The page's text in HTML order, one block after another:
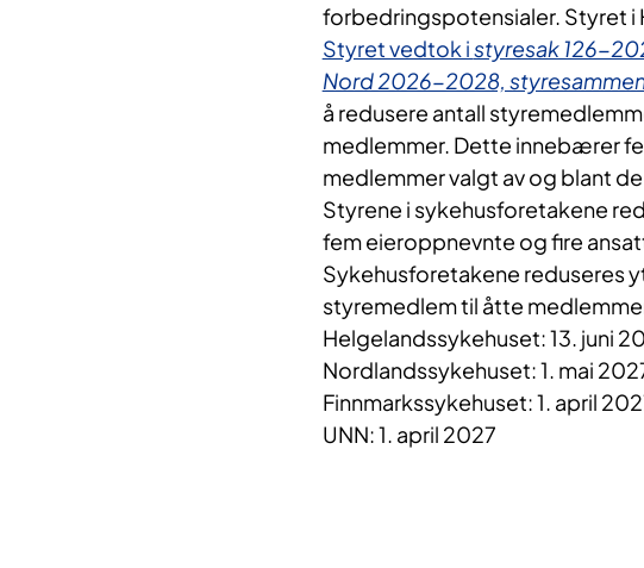
forbedringspotensialer. Styret i
Styret vedtok istyresak 126-
Nord 2026-2028,
å redusere antall
medlemmer. Dette innebærer
medlemmer valgt av og blant
Styrene i sykehusforetakene
fem eieroppnevnte og fire
Sykehusforetakene reduseres
styremedlem til åtte
Helgelandssykehuset: 13. juni
Nordlandssykehuset: 1. mai
Finnmarkssykehuset: 1. april
UNN: 1. april 2027